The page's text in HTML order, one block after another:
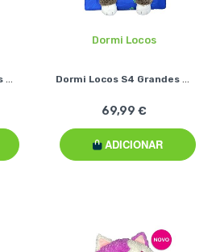
Dormi Locos
69,99 €
ADICIONAR